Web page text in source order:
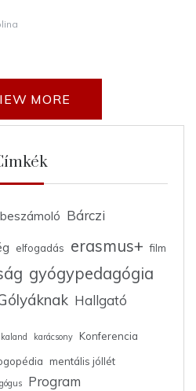
MORE
beszámoló Bárczi
elfogadás erasmus+ film
gyógypedagógia
Hallgató
kaland karácsony
Konferencia
mentális jóllét
Program